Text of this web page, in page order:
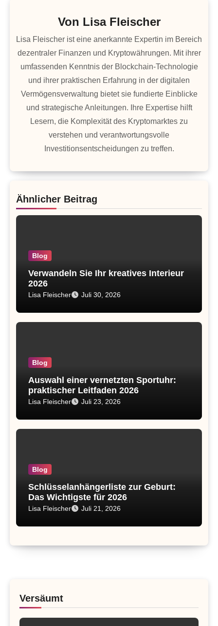
Von Lisa Fleischer
Lisa Fleischer ist eine anerkannte Expertin im Bereich
dezentraler Finanzen und Kryptowährungen. Mit ihrer
umfassenden Kenntnis der Blockchain-Technologie
und ihrer praktischen Erfahrung in der digitalen
Vermögensverwaltung bietet sie fundierte Einblicke
und strategische Anleitungen. Ihre Expertise hilft
Lesern, die Komplexität des Kryptomarktes zu
verstehen und verantwortungsvolle
Investitionsentscheidungen zu treffen.
Ähnlicher Beitrag
Blog
Verwandeln Sie Ihr kreatives Interieur
2026
Lisa Fleischer Juli 30, 2026
Blog
Auswahl einer vernetzten Sportuhr:
praktischer Leitfaden 2026
Lisa Fleischer Juli 23, 2026
Blog
Schlüsselanhängerliste zur Geburt:
Das Wichtigste für 2026
Lisa Fleischer Juli 21, 2026
Versäumt